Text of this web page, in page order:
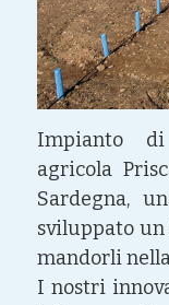
Impianto di
agricola
Sardegna,
sviluppato
mandorli
I nostri